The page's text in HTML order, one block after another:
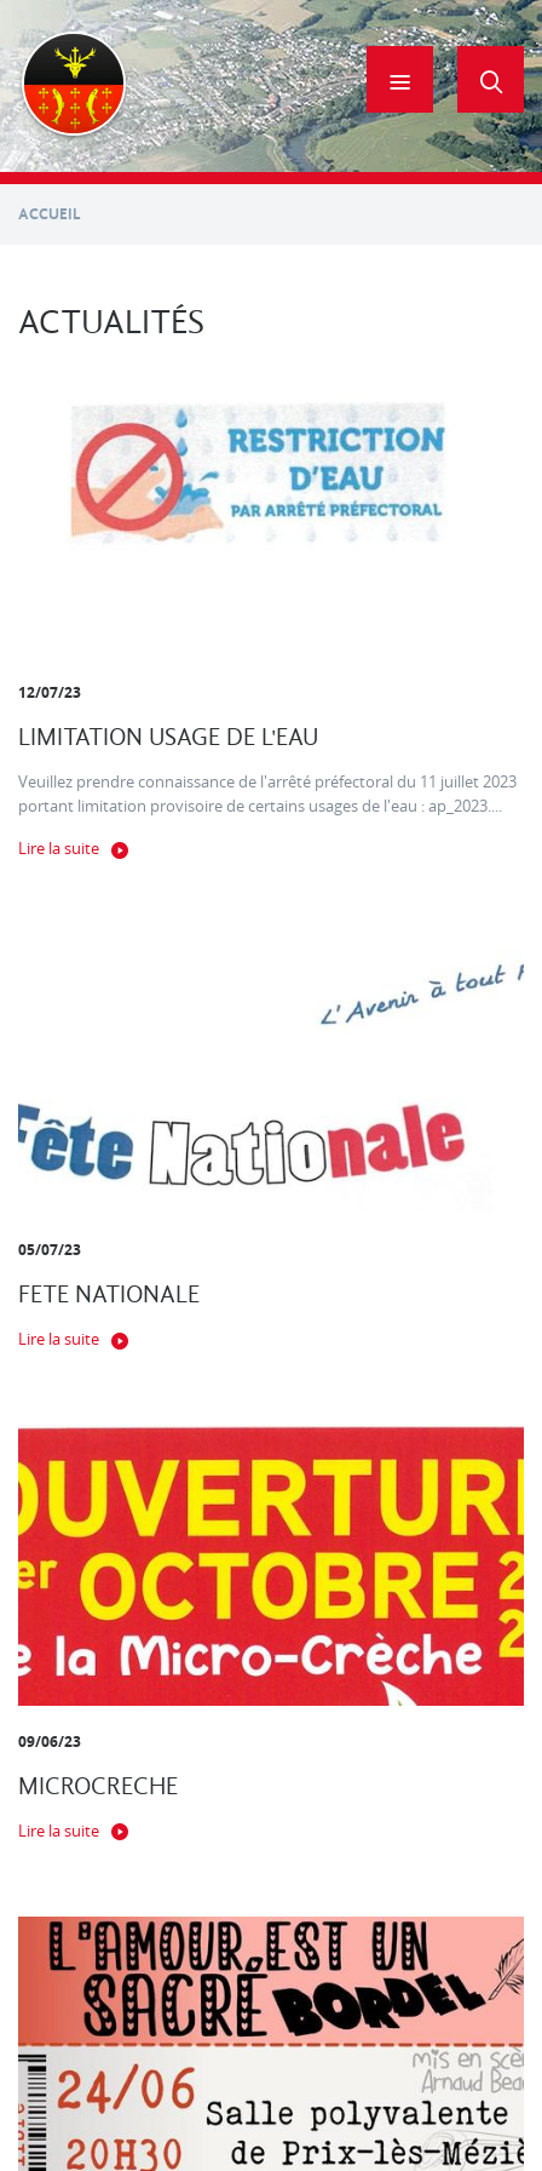
contenu
principal
ACCUEIL
ACTUALITÉS
12/07/23
LIMITATION USAGE DE L'EAU
Veuillez prendre connaissance de l'arrêté préfectoral du 11 juillet 2023
portant limitation provisoire de certains usages de l'eau : ap_2023....
Lire la suite
05/07/23
FETE NATIONALE
Lire la suite
09/06/23
MICROCRECHE
Lire la suite